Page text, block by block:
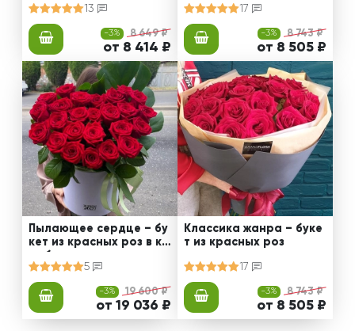
13
-3% 8 649 ₽
от 8 414 ₽
17
-3% 8 743 ₽
от 8 505 ₽
Пылающее сердце – бу
кет из красных роз в ко
робке
5
-3% 19 600 ₽
от 19 036 ₽
Классика жанра – буке
т из красных роз
17
-3% 8 743 ₽
от 8 505 ₽